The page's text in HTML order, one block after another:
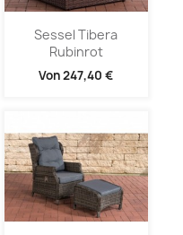
Sessel Tibera
Rubinrot
Von247,40 €